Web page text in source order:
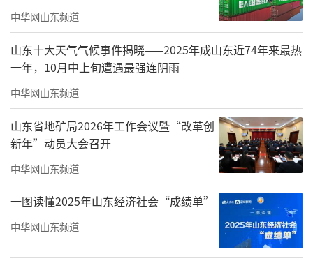
中华网山东频道
山东十大天气气候事件揭晓——2025年成山东近74年来最热
一年，10月中上旬遭遇最强连阴雨
中华网山东频道
山东省地矿局2026年工作会议暨“改革创
新年”动员大会召开
中华网山东频道
一图读懂2025年山东经济社会“成绩单”
中华网山东频道